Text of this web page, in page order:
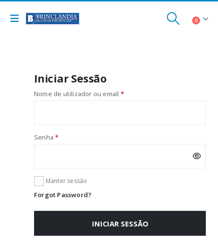
0
Iniciar Sessão
Nome de utilizador ou email *Obrigatório
Senha*Obrigatório
Manter sessão
Forgot Password?
INICIAR SESSÃO